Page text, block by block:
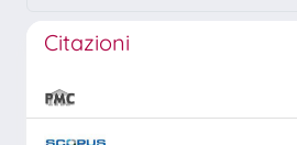
Citazioni